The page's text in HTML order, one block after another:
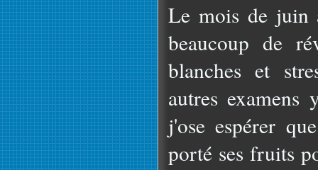
Le mois de juin
beaucoup de
blanches et
autres
j'ose espérer
porté ses fruits